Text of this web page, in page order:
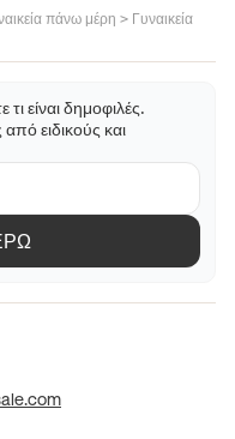
πάνω μέρη > Γυναικεία
είναι δημοφιλές.
από ειδικούς και